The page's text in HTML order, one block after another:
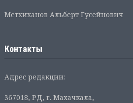
Метхиханов Альберт Гусейнович
Контакты
Адрес редакции:
367018, РД, г. Махачкала,